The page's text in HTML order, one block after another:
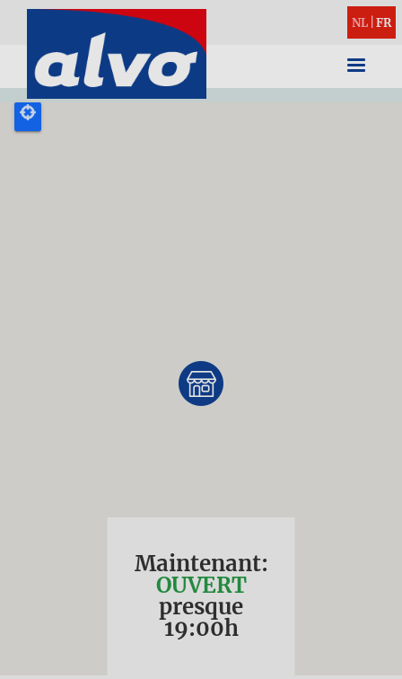
NL FR
Maintenant:
OUVERT
presque
19:00h